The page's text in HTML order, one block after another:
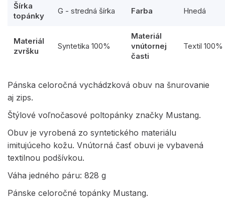
Šírka
topánky
G - stredná šírka Farba Hnedá
Materiál
zvršku
Syntetika 100%
Materiál
vnútornej
časti
Textil 100%
Pánska celoročná vychádzková obuv na šnurovanie
aj zips.
Štýlové voľnočasové poltopánky značky Mustang.
Obuv je vyrobená zo syntetického materiálu
imitujúceho kožu. Vnútorná časť obuvi je vybavená
textilnou podšívkou.
Váha jedného páru: 828 g
Pánske celoročné topánky Mustang.